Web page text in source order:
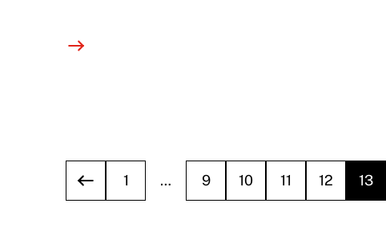
1 … 9 10 11 12 13